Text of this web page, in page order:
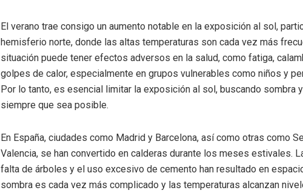
El verano trae consigo un aumento notable en la exposición al sol,
hemisferio norte, donde las altas temperaturas son cada vez más
situación puede tener efectos adversos en la salud, como fatiga,
golpes de calor, especialmente en grupos vulnerables como niños y
Por lo tanto, es esencial limitar la exposición al sol, buscando sombra
siempre que sea posible.
En España, ciudades como Madrid y Barcelona, así como otras como
Valencia, se han convertido en calderas durante los meses estivales.
falta de árboles y el uso excesivo de cemento han resultado en
sombra es cada vez más complicado y las temperaturas alcanzan